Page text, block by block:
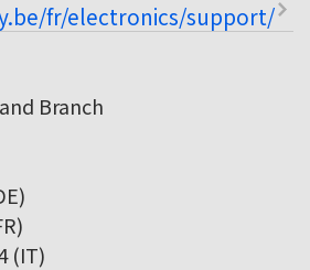
fr/electronics/support/
Branch
(IT)